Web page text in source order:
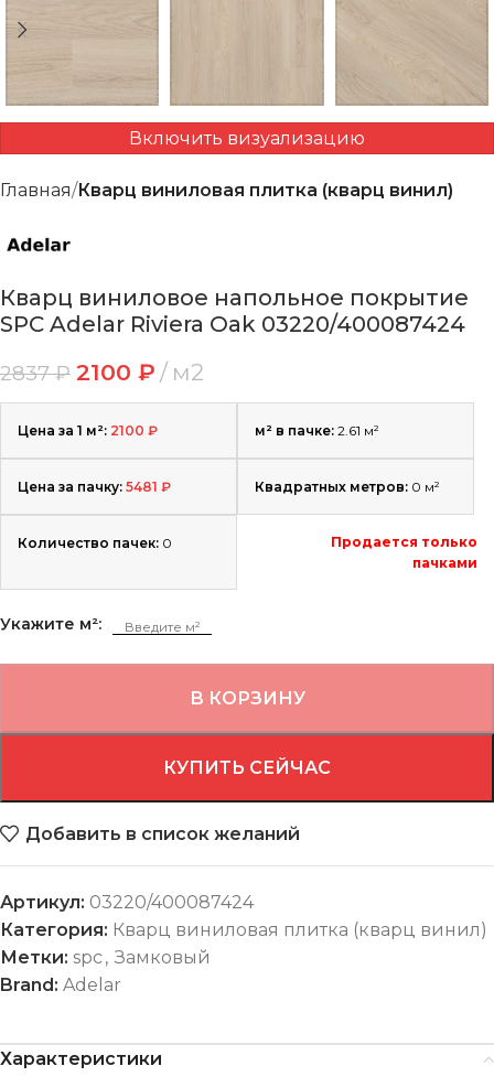
Включить визуализацию
Главная Кварц виниловая плитка (кварц винил)
Кварц виниловое напольное покрытие
SPC Adelar Riviera Оаk 03220/400087424
2837₽ 2100 ₽ м2
Цена за 1 м²: 2100 ₽ м² в пачке: 2.61 м²
Цена за пачку: 5481 ₽ Квадратных метров: 0 м²
Количество пачек: 0
Продается только
пачками
Укажите м²:
В КОРЗИНУ
КУПИТЬ СЕЙЧАС
Добавить в список желаний
Артикул: 03220/400087424
Категория: Кварц виниловая плитка (кварц винил)
Метки: spc, Замковый
Brand: Adelar
Характеристики